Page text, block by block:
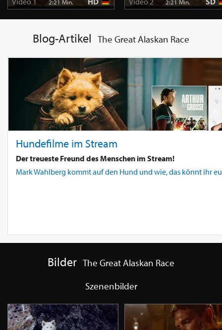
2:21 Min. 2:21 Min.
Blog-Artikel The Great Alaskan Race
Hundefilme im Stream
Der treueste Freund des Menschen im Stream!
Mark Wahlberg kommt auf den Hund und wie, das könnt ihr
Bilder The Great Alaskan Race
Szenenbilder